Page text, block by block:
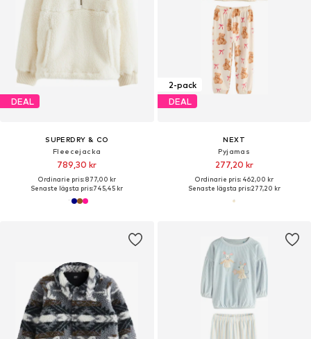
DEAL
SUPERDRY & CO
Fleecejacka
789,30 kr
Ordinarie pris: 877,00 kr
Senaste lägsta pris:745,45 kr
2-pack
DEAL
NEXT
Pyjamas
277,20 kr
Ordinarie pris: 462,00 kr
Senaste lägsta pris:277,20 kr